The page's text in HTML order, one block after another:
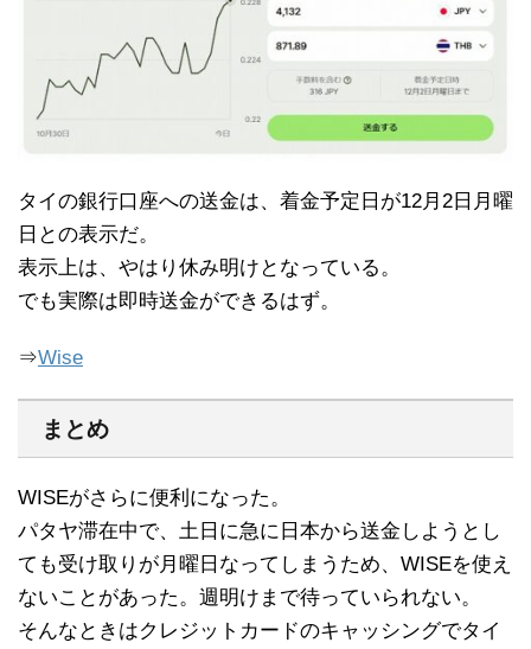
タイの銀行口座への送金は、着金予定日が12月2日月曜
日との表示だ。
表示上は、やはり休み明けとなっている。
でも実際は即時送金ができるはず。
⇒Wise
まとめ
WISEがさらに便利になった。
パタヤ滞在中で、土日に急に日本から送金しようとし
ても受け取りが月曜日なってしまうため、WISEを使え
ないことがあった。週明けまで待っていられない。
そんなときはクレジットカードのキャッシングでタイ